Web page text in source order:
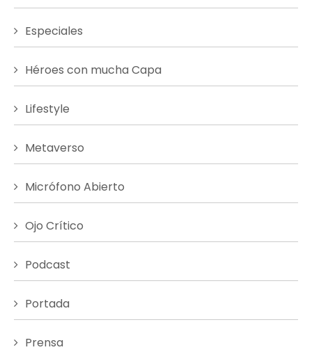
Especiales
Héroes con mucha Capa
Lifestyle
Metaverso
Micrófono Abierto
Ojo Crítico
Podcast
Portada
Prensa